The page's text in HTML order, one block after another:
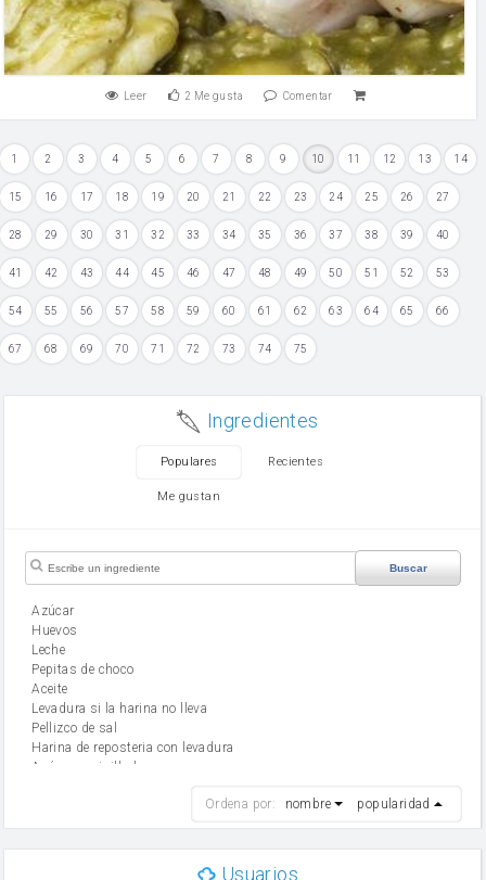
Leer 2 Me gusta Comentar
1 2 3 4 5 6 7 8 9 10 11 12 13 14
15 16 17 18 19 20 21 22 23 24 25 26 27
28 29 30 31 32 33 34 35 36 37 38 39 40
41 42 43 44 45 46 47 48 49 50 51 52 53
54 55 56 57 58 59 60 61 62 63 64 65 66
67 68 69 70 71 72 73 74 75
Ingredientes
Populares Recientes
Me gustan
Buscar
Azúcar
huevos
leche
Pepitas de choco
aceite
Levadura si la harina no lleva
Pellizco de sal
Harina de reposteria con levadura
Azúcar avainillado
mantequilla
Ordena por: nombre popularidad
Usuarios